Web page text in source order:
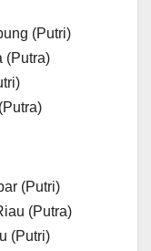
(Putri)
(Putra)
(Putri)
(Putra)
(Putri)